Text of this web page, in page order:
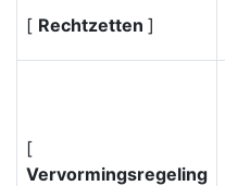
[ Rechtzetten ]
[
Vervormingsregeling